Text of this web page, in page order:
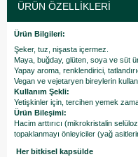
ÜRÜN ÖZELLIKLERI
Ürün Bilgileri:
Şeker, tuz, nişasta içermez.
Maya, buğday, glüten, soya ve süt
Yapay aroma, renklendirici,
Vegan ve vejetaryen bireylerin
Kullanım Şekli:
Yetişkinler için, tercihen yemek
Ürün Bileşimi:
Hacim arttırıcı (mikrokristalin
topaklanmayı önleyiciler (yağ
Her bitkisel kapsülde